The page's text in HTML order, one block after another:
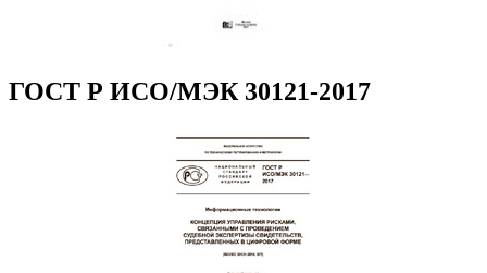
ГОСТ Р ИСО/МЭК 30121-2017